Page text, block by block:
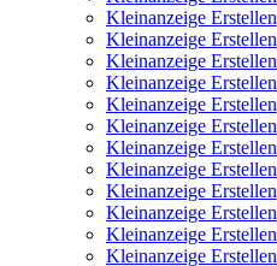
Kleinanzeige Erstellen
Kleinanzeige Erstellen
Kleinanzeige Erstellen
Kleinanzeige Erstellen
Kleinanzeige Erstellen
Kleinanzeige Erstellen
Kleinanzeige Erstellen
Kleinanzeige Erstellen
Kleinanzeige Erstellen
Kleinanzeige Erstellen
Kleinanzeige Erstellen
Kleinanzeige Erstellen